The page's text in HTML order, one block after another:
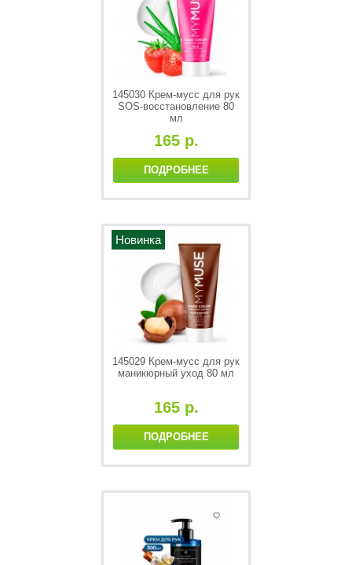
145030 Крем-мусс для рук
SOS-восстановление 80
мл
165 р.
ПОДРОБНЕЕ
Новинка
145029 Крем-мусс для рук
маникюрный уход 80 мл
165 р.
ПОДРОБНЕЕ